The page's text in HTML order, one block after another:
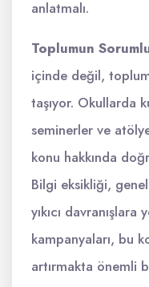
anlatmalı.
Toplumun
içinde değil,
taşıyor. Okullarda
seminerler ve
konu hakkında
Bilgi eksikliği,
yıkıcı davranışlara
kampanyaları, bu
artırmakta önemli